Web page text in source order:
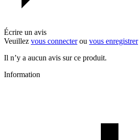
Écrire un avis
Veuillez vous connecterou vous enregistrer
Il n’y a aucun avis sur ce produit.
Information